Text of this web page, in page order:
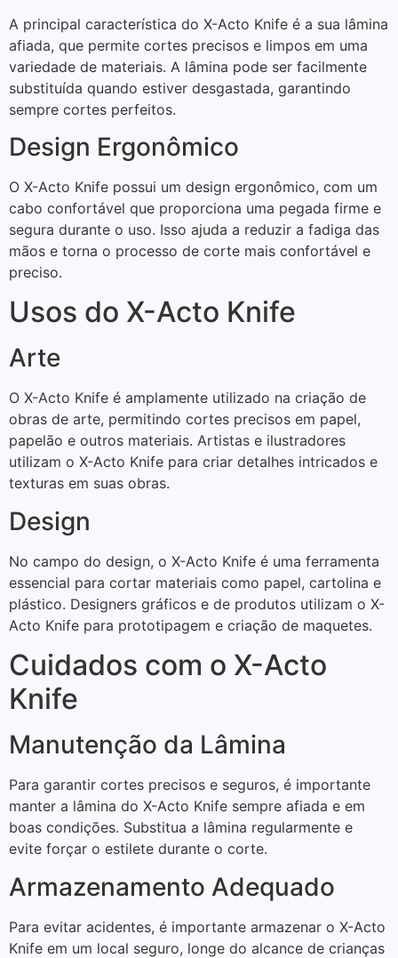
A principal característica do X-Acto Knife é a sua lâmina
afiada, que permite cortes precisos e limpos em uma
variedade de materiais. A lâmina pode ser facilmente
substituída quando estiver desgastada, garantindo
sempre cortes perfeitos.
Design Ergonômico
O X-Acto Knife possui um design ergonômico, com um
cabo confortável que proporciona uma pegada firme e
segura durante o uso. Isso ajuda a reduzir a fadiga das
mãos e torna o processo de corte mais confortável e
preciso.
Usos do X-Acto Knife
Arte
O X-Acto Knife é amplamente utilizado na criação de
obras de arte, permitindo cortes precisos em papel,
papelão e outros materiais. Artistas e ilustradores
utilizam o X-Acto Knife para criar detalhes intricados e
texturas em suas obras.
Design
No campo do design, o X-Acto Knife é uma ferramenta
essencial para cortar materiais como papel, cartolina e
plástico. Designers gráficos e de produtos utilizam o X-
Acto Knife para prototipagem e criação de maquetes.
Cuidados com o X-Acto
Knife
Manutenção da Lâmina
Para garantir cortes precisos e seguros, é importante
manter a lâmina do X-Acto Knife sempre afiada e em
boas condições. Substitua a lâmina regularmente e
evite forçar o estilete durante o corte.
Armazenamento Adequado
Para evitar acidentes, é importante armazenar o X-Acto
Knife em um local seguro, longe do alcance de crianças